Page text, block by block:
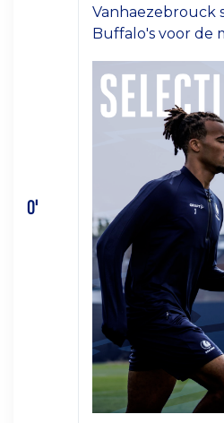
0'
Vanhaezebrouck
Buffalo's voor de